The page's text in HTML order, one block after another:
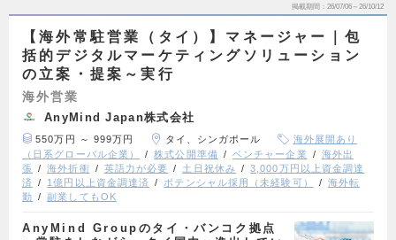
掲載期間 26/07/06～26/10/12
【海外常駐営業（タイ）】マネージャー｜包
括的デジタルマーケティングソリューション
の立案・提案～実行
海外営業
AnyMind Japan株式会社
550万円 ～ 999万円 タイ、シンガポール
海外展開あり
（日系グローバル企業）
株式公開準備 ベンチャー企業
海外出
張
海外折衝 英語力が必要 土日祝休み
3,000万円以上資金調達
済
1億円以上資金調達済 ポテンシャル採用（未経験可）
海外転
勤
副業してもOK
AnyMind Groupのタイ・バンコク拠点